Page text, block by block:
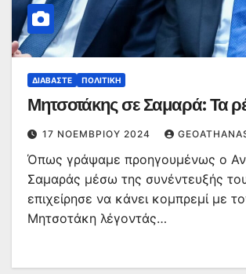
ΔΙΑΒΆΣΤΕ ΠΟΛΙΤΙΚΉ
Μητσοτάκης σε Σαμαρά: Τα
17 ΝΟΕΜΒΡΊΟΥ 2024
Όπως γράψαμε προηγουμένως ο
Σαμαράς μέσω της συνέντευξής
επιχείρησε να κάνει κομπρεμί με
Μητσοτάκη λέγοντάς…